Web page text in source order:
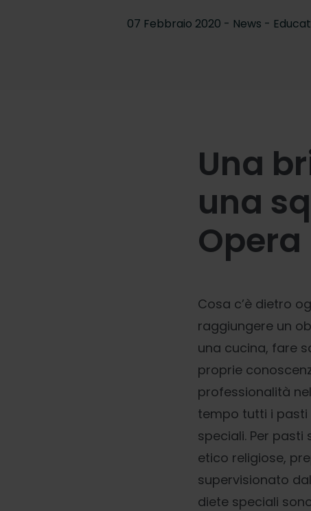
07 Febbraio 2020 - News -
Una
una
Opera
Cosa c’è dietro
raggiungere un
una cucina, fare
proprie
professionalità
tempo tutti i pasti
speciali. Per
etico religiose,
supervisionato
diete speciali